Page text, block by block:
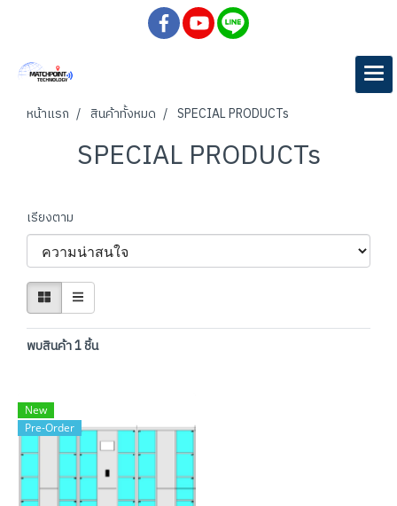
หน้าแรก สินค้าทั้งหมด SPECIAL PRODUCTs
SPECIAL PRODUCTs
เรียงตาม
พบสินค้า 1 ชิ้น
New
Pre-Order